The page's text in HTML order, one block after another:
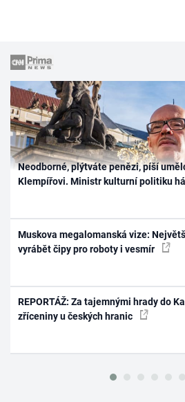
Neodborné, plýtváte penězi, píší
Klempířovi. Ministr kulturní politiku
Muskova megalomanská vize:
vyrábět čipy pro roboty i vesmír
REPORTÁŽ: Za tajemnými hrady do
zříceniny u českých hranic